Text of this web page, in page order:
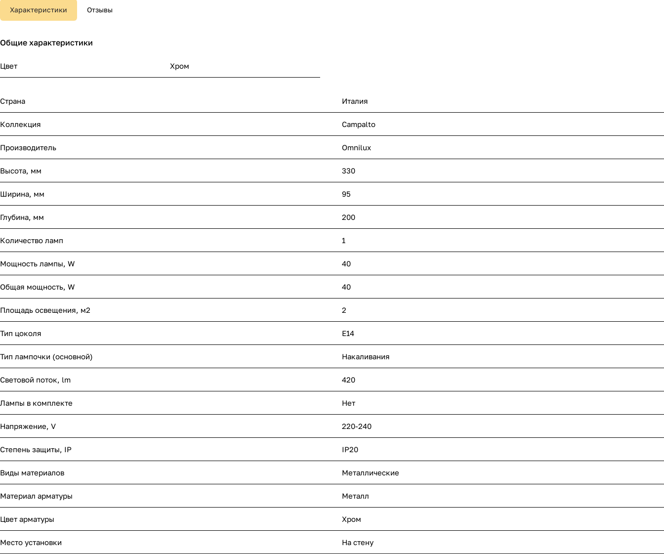
Характеристики Отзывы
Общие характеристики
Цвет Хром
Страна Италия
Коллекция Campalto
Производитель Omnilux
Высота, мм 330
Ширина, мм 95
Глубина, мм 200
Количество ламп 1
Мощность лампы, W 40
Общая мощность, W 40
Площадь освещения, м2 2
Тип цоколя E14
Тип лампочки (основной) Накаливания
Световой поток, lm 420
Лампы в комплекте Нет
Напряжение, V 220-240
Степень защиты, IP IP20
Виды материалов Металлические
Материал арматуры Металл
Цвет арматуры Хром
Место установки На стену